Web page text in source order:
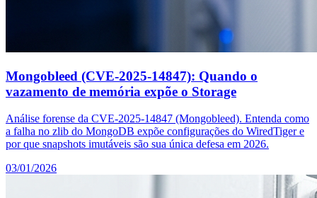
Mongobleed (CVE-2025-14847): Quando o
vazamento de memória expõe o Storage
Análise forense da CVE-2025-14847 (Mongobleed). Entenda como
a falha no zlib do MongoDB expõe configurações do WiredTiger e
por que snapshots imutáveis são sua única defesa em 2026.
03/01/2026